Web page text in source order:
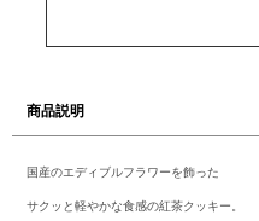
商品説明
国産のエディブルフラワーを飾った
サクッと軽やかな食感の紅茶クッキー。